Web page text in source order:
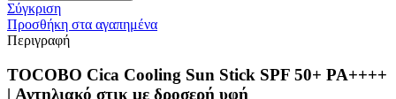
Σύγκριση
Προσθήκη στα αγαπημένα
Περιγραφή
TOCOBO Cica Cooling Sun Stick SPF 50+ PA++++
| Αντηλιακό στικ με δροσερή υφή